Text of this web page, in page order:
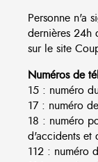
Personne n'a
dernières 24h
sur le site
Numéros de
15 : numéro
17 : numéro
18 : numéro
d'accidents et
112 : numéro